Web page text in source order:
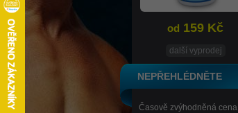
od 159 Kč
další vyprodej
NEPŘEHLÉDNĚTE
Časově zvýhodněná cena